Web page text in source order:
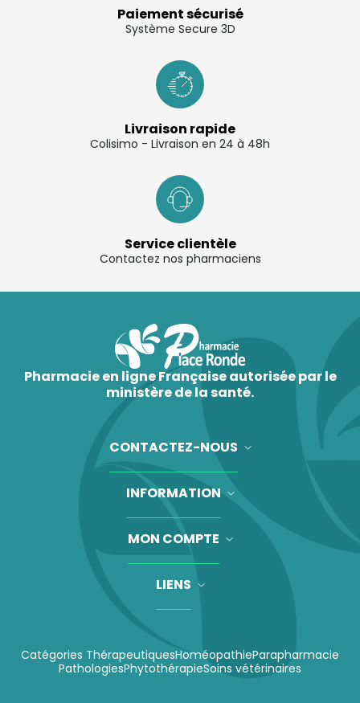
Paiement sécurisé
Système Secure 3D
Livraison rapide
Colisimo - Livraison en 24 à 48h
Service clientèle
Contactez nos pharmaciens
Pharmacie en ligne Française autorisée par le
ministère de la santé.
CONTACTEZ-NOUS
INFORMATION
MON COMPTE
LIENS
Catégories ThérapeutiquesHoméopathieParapharmacie
PathologiesPhytothérapieSoins vétérinaires